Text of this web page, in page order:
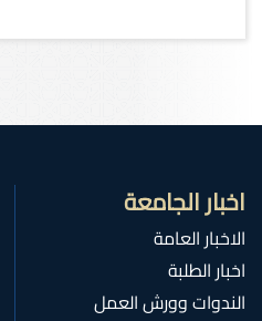
اخبار الجامعة
الاخبار العامة
اخبار الطلبة
الندوات وورش العمل